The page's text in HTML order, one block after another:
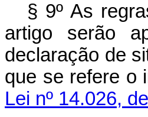
§ 9º As
artigo serão
declaração de
que se refere o
Lei nº 14.026,